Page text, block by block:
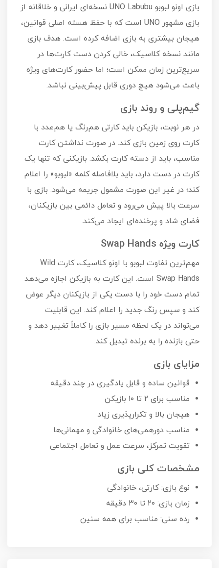
بازی اونو لبوبو UNO Labubu نسخه‌ای ایرانی و خلاقانه از
بازی مشهور UNO است که با حفظ هسته اصلی قوانین،
هیجان بیشتری به بازی اضافه کرده است. هدف بازی
مانند نسخه کلاسیک، خالی کردن دست کارت‌ها در
سریع‌ترین زمان ممکن است؛ اما حضور کارت‌های ویژه
باعث می‌شود هیچ دوری قابل پیش‌بینی نباشد.
گیم‌پلی و روند بازی
در هر نوبت، بازیکن باید کارتی هم‌رنگ یا هم‌عدد با
کارت روی زمین بازی کند. در صورت نداشتن کارت
مناسب، باید از دسته کارت بکشد. بازیکنی که تنها یک
کارت در دست دارد، باید بلافاصله کلمه «لبوبو» را اعلام
کند؛ در غیر این صورت مشمول جریمه می‌شود. بازی با
سرعت بالا پیش می‌رود و تعامل دائمی بین بازیکنان،
فضای شاد و پرخنده‌ای ایجاد می‌کند.
کارت ویژه Swap Hands
مهم‌ترین تفاوت لبوبو با اونو کلاسیک، کارت Wild
Swap Hands است. این کارت به بازیکن اجازه می‌دهد
تمام دست خود را با دست یکی از بازیکنان دیگر عوض
کند و سپس رنگ جدید را اعلام کند. این قابلیت
می‌تواند در یک لحظه مسیر بازی را کاملاً تغییر دهد و
حتی بازنده را به برنده تبدیل کند.
مزایای بازی
قوانین ساده و قابل یادگیری در چند دقیقه
مناسب برای ۲ تا ۱۰ بازیکن
هیجان بالا و تکرارپذیری زیاد
مناسب دورهمی‌های خانوادگی و مهمانی‌ها
تقویت تمرکز، سرعت عمل و تعامل اجتماعی
مشخصات کلی بازی
نوع بازی: کارتی، خانوادگی
زمان بازی: ۲۰ تا ۳۰ دقیقه
رده سنی: مناسب برای همه سنین